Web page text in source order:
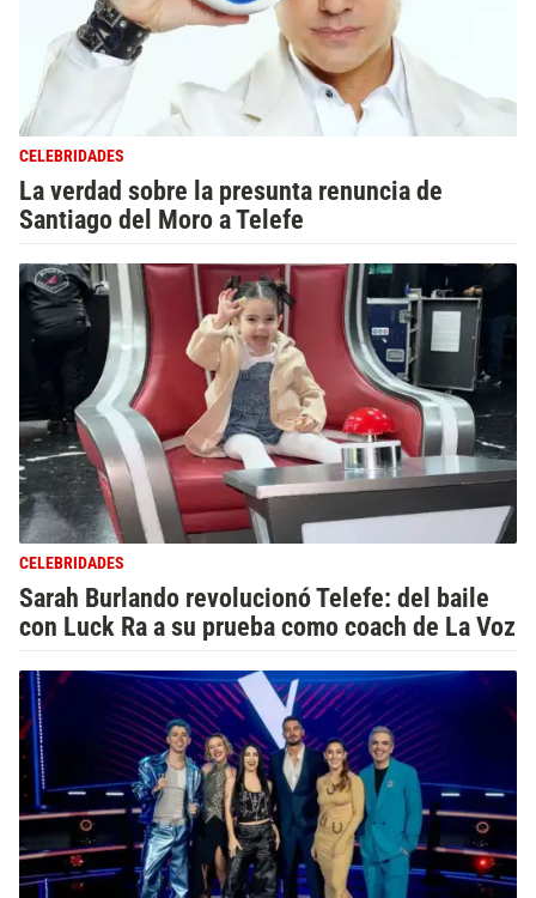
CELEBRIDADES
La verdad sobre la presunta renuncia de
Santiago del Moro a Telefe
CELEBRIDADES
Sarah Burlando revolucionó Telefe: del baile
con Luck Ra a su prueba como coach de La Voz